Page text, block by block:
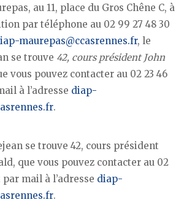
au 11, place du Gros Chêne C, à
par téléphone au 02 99 27 48 30
maurepas@ccasrennes.fr, le
se trouve 42, cours président John
vous pouvez contacter au 02 23 46
à l’adresse diap-
.
se trouve 42, cours président
que vous pouvez contacter au 02
par mail à l’adresse diap-
.